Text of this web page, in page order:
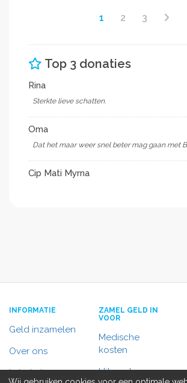
1 2 3
Top 3 donaties
Rina
Sterkte lieve schatten.
Oma
Dat het maar weer snel beter mag gaan met
Cip Mati Myrna
INFORMATIE
Geld inzamelen
Over ons
In het nieuws
ZAMEL GELD IN
VOOR
Medische
kosten
Uitvaart